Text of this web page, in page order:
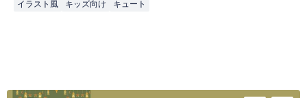
イラスト風 キッズ向け キュート